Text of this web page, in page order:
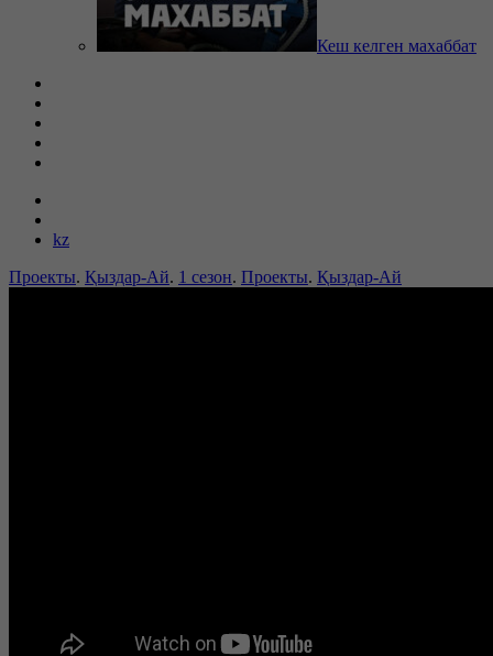
Кеш келген махаббат
kz
Проекты. Қыздар-Ай. 1 сезон. Проекты. Қыздар-Ай